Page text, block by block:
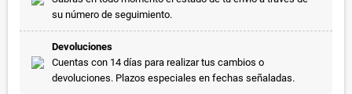
su número de seguimiento.
Devoluciones
Cuentas con 14 días para realizar tus cambios o
devoluciones. Plazos especiales en fechas señaladas.